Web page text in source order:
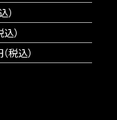
）
税込）